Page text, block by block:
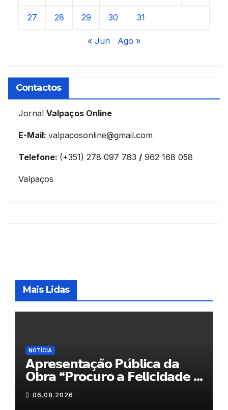
27 28 29 30 31
« Jun Ago »
Contactos
Jornal Valpaços Online
E-Mail: valpacosonline@gmail.com
Telefone: (+351) 278 097 783 / 962 168 058
Valpaços
Mais Lidas
NOTÍCIA
𝗔𝗽𝗿𝗲𝘀𝗲𝗻𝘁𝗮𝗰̧𝗮̃𝗼 𝗣𝘂́𝗯𝗹𝗶𝗰𝗮 𝗱𝗮
𝗢𝗯𝗿𝗮 “𝗣𝗿𝗼𝗰𝘂𝗿𝗼 𝗮 𝗙𝗲𝗹𝗶𝗰𝗶𝗱𝗮𝗱𝗲 𝗲
𝗲𝗹𝗮 𝗺𝗼𝗿𝗮 𝗰𝗼𝗺𝗶𝗴𝗼”
06.08.2026